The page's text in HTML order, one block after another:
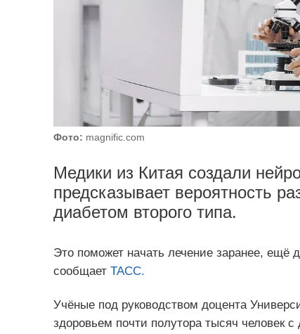
Фото: magnific.com
Медики из Китая создали
предсказывает вероятность
диабетом второго типа.
Это поможет начать лечение заранее, ещё
сообщает ТАСС.
Учёные под руководством доцента
здоровьем почти полутора тысяч человек